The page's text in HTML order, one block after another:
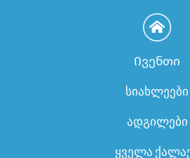
Ივენთი
სიახლეები
ადგილები
ყველა